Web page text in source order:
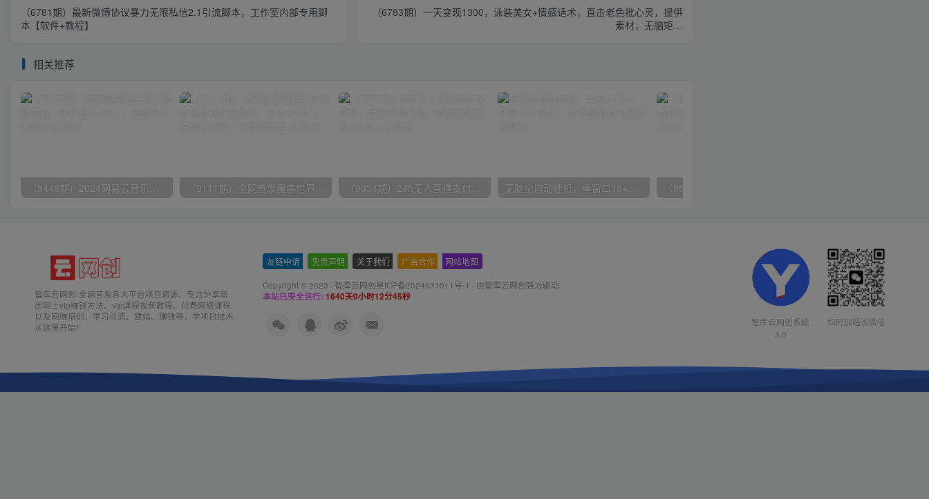
（6781期）最新微博协议暴力无限私信2.1引流脚本，工作室内部专用脚
本【软件+教程】
（6783期）一天变现1300，泳装美女+情感话术，直击老色批心灵，提供
素材，无脑矩…
相关推荐
（9448期）2024网易云音乐人挂机项目，单机日入150+，无脑月入5000+ （9111期）全网首发魔兽世界美服全自动打金搬砖，日入1000+，简单好操作，保姆级教学 （9934期）24h无人直播支付宝项目，最新带货玩法，纯躺赚实测日入500+ 无脑全自动挂机，单窗口18+，可挂100+窗口，手机电脑均可操作
智库云网创-全网首发各大平台项目资源、专注分享新
出网上vip赚钱方法、vip课程视频教程、付费网络课程
以及网赚培训，学习引流、建站、赚钱等，学项目技术
从这里开始！
友链申请 免责声明 关于我们 广告合作 网站地图
Copyright © 2023 · 智库云网创黑ICP备2024031011号-1 · 由智库云网创强力驱动.
本站已安全运行: 1640天0小时12分46秒
智库云网创系统
3.0
扫码加站长微信